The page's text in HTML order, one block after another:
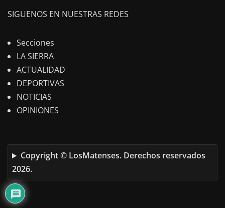
SIGUENOS EN NUESTRAS REDES
Secciones
LA SIERRA
ACTUALIDAD
DEPORTIVAS
NOTICIAS
OPINIONES
Copyright © LosMatenses. Derechos reservados
2026.